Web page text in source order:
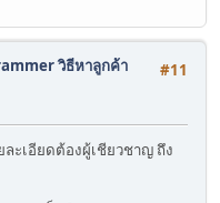
#11
วิธีหาลูกค้า
ะเอียดต้องผู้เชียวชาญ ถึง